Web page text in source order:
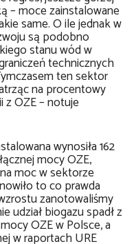
– moce zainstalowane
same. O ile jednak w
są podobno
stanu wód w
technicznych
ten sektor
na procentowy
z OZE – notuje
wynosiła 162
mocy OZE,
moc w sektorze
to co prawda
zanotowaliśmy
udział biogazu spadł z
OZE w Polsce, a
w raportach URE